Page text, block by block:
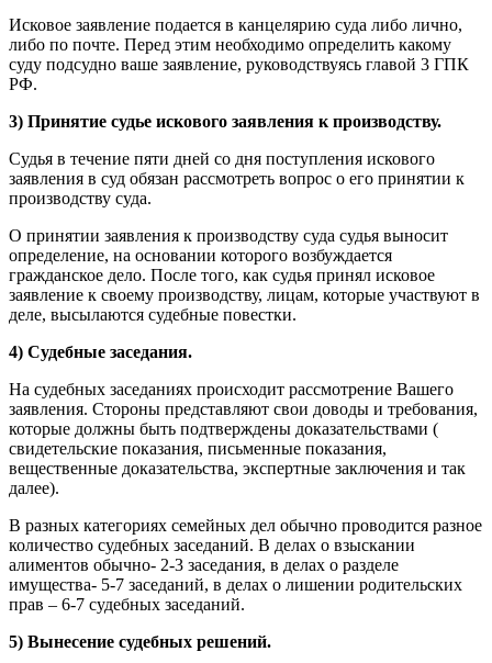
Исковое заявление подается в канцелярию суда либо лично,
либо по почте. Перед этим необходимо определить какому
суду подсудно ваше заявление, руководствуясь главой 3 ГПК
РФ.
3) Принятие судье искового заявления к производству.
Судья в течение пяти дней со дня поступления искового
заявления в суд обязан рассмотреть вопрос о его принятии к
производству суда.
О принятии заявления к производству суда судья выносит
определение, на основании которого возбуждается
гражданское дело. После того, как судья принял исковое
заявление к своему производству, лицам, которые участвуют в
деле, высылаются судебные повестки.
4) Судебные заседания.
На судебных заседаниях происходит рассмотрение Вашего
заявления. Стороны представляют свои доводы и требования,
которые должны быть подтверждены доказательствами (
свидетельские показания, письменные показания,
вещественные доказательства, экспертные заключения и так
далее).
В разных категориях семейных дел обычно проводится разное
количество судебных заседаний. В делах о взыскании
алиментов обычно- 2-3 заседания, в делах о разделе
имущества- 5-7 заседаний, в делах о лишении родительских
прав – 6-7 судебных заседаний.
5) Вынесение судебных решений.